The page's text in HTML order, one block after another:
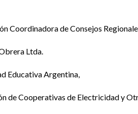
Coordinadora de Consejos
Ltda.
Educativa Argentina,
de Cooperativas de Electricidad y